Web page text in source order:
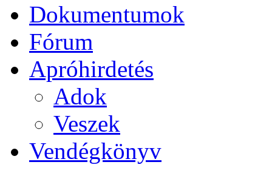
Dokumentumok
Fórum
Apróhirdetés
Adok
Veszek
Vendégkönyv